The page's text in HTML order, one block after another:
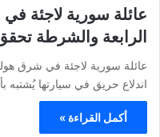
عائلة سورية لاجئة في
الرابعة والشرطة
عائلة سورية لاجئة في شرق
اندلاع حريق في سيارتها يُشتبه
أكمل القراءة »